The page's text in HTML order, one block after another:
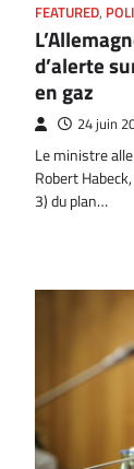
FEATURED,
d’alerte
en gaz
24 juin
Le ministre
Robert
3) du plan…